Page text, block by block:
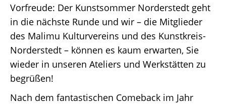
Vorfreude: Der Kunstsommer Norderstedt geht
in die nächste Runde und wir – die Mitglieder
des Malimu Kulturvereins und des Kunstkreis-
Norderstedt – können es kaum erwarten, Sie
wieder in unseren Ateliers und Werkstätten zu
begrüßen!
Nach dem fantastischen Comeback im Jahr